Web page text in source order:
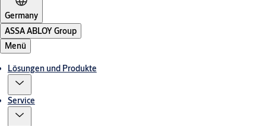
Germany
ASSA ABLOY Group
Menü
Lösungen und Produkte
Service